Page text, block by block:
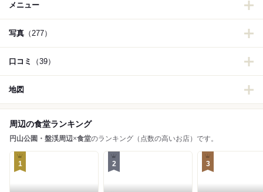
メニュー
写真 （277）
口コミ （39）
地図
周辺の食堂ランキング
円山公園・盤渓周辺×食堂のランキング（点数の高いお店）です。
1 2 3